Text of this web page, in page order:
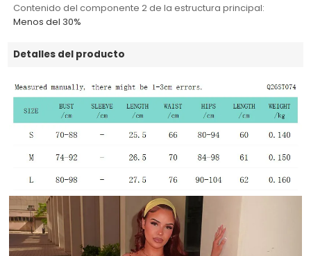
Contenido del componente 2 de la estructura principal:
Menos del 30%
Detalles del producto